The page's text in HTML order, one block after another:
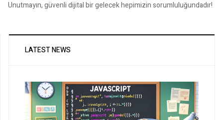
Unutmayın, güvenli dijital bir gelecek hepimizin sorumluluğundadır!
LATEST NEWS